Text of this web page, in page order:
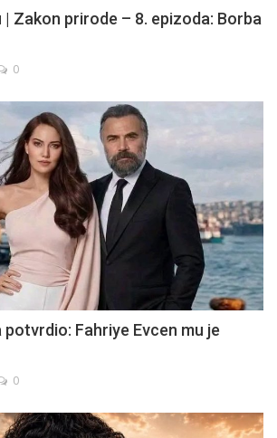
| Zakon prirode – 8. epizoda: Borba
0
Fahriye Evcen mu je
0